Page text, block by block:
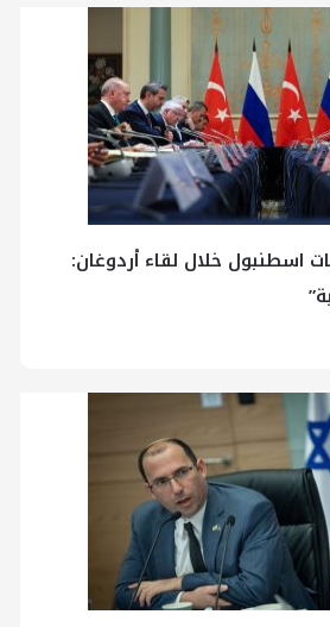
اسطنبول خلال لقاء أردوغان: